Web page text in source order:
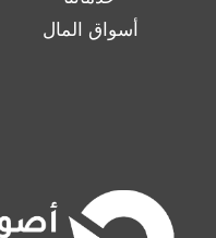
أسواق المال